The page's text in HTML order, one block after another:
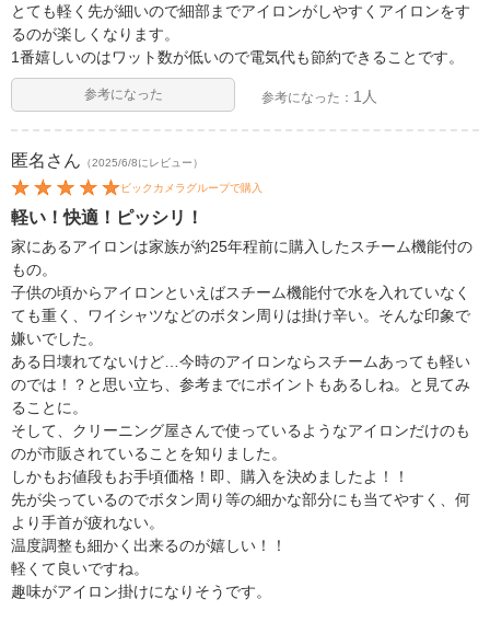
とても軽く先が細いので細部までアイロンがしやすくアイロンをす
るのが楽しくなります。
1番嬉しいのはワット数が低いので電気代も節約できることです。
参考になった 参考になった： 1人
匿名 さん （2025/6/8にレビュー）
ビックカメラグループで購入
軽い！快適！ピッシリ！
家にあるアイロンは家族が約25年程前に購入したスチーム機能付の
もの。
子供の頃からアイロンといえばスチーム機能付で水を入れていなく
ても重く、ワイシャツなどのボタン周りは掛け辛い。そんな印象で
嫌いでした。
ある日壊れてないけど…今時のアイロンならスチームあっても軽い
のでは！？と思い立ち、参考までにポイントもあるしね。と見てみ
ることに。
そして、クリーニング屋さんで使っているようなアイロンだけのも
のが市販されていることを知りました。
しかもお値段もお手頃価格！即、購入を決めましたよ！！
先が尖っているのでボタン周り等の細かな部分にも当てやすく、何
より手首が疲れない。
温度調整も細かく出来るのが嬉しい！！
軽くて良いですね。
趣味がアイロン掛けになりそうです。